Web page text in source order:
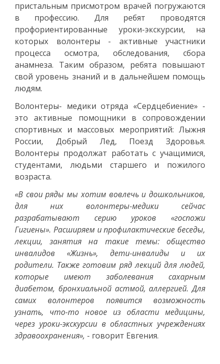
пристальным присмотром врачей погружаются
в профессию. Для ребят проводятся
профориентированные уроки-экскурсии, на
которых волонтеры - активные участники
процесса осмотра, обследования, сбора
анамнеза. Таким образом, ребята повышают
свой уровень знаний и в дальнейшем помощь
людям.
Волонтеры- медики отряда «Сердцебиение» -
это активные помощники в сопровождении
спортивных и массовых мероприятий: Лыжня
России, Добрый Лед, Поезд Здоровья.
Волонтеры продолжат работать с учащимися,
студентами, людьми старшего и пожилого
возраста.
«В свои ряды мы хотим вовлечь и дошкольников,
для них волонтеры-медики сейчас
разрабатывают серию уроков «госпожи
Гигиены». Расширяем и профилактические беседы,
лекции, занятия на такие темы: общество
инвалидов «Жизнь», дети-инвалиды и их
родители. Также готовим ряд лекций для людей,
которые имеют заболевания сахарным
диабетом, бронхиальной астмой, аллергией. Для
самих волонтеров появится возможность
узнать, что-то новое из области медицины,
через уроки-экскурсии в областных учреждениях
здравоохранения», - говорит Евгения.